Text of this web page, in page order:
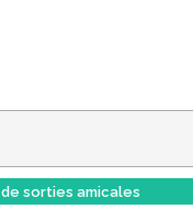
de sorties amicales